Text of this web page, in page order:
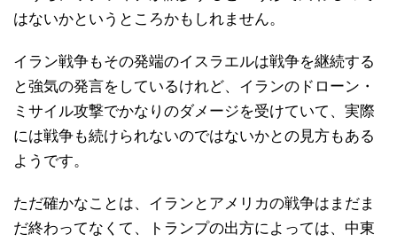
はないかというところかもしれません。
イラン戦争もその発端のイスラエルは戦争を継続する
と強気の発言をしているけれど、イランのドローン・
ミサイル攻撃でかなりのダメージを受けていて、実際
には戦争も続けられないのではないかとの見方もある
ようです。
ただ確かなことは、イランとアメリカの戦争はまだま
だ終わってなくて、トランプの出方によっては、中東